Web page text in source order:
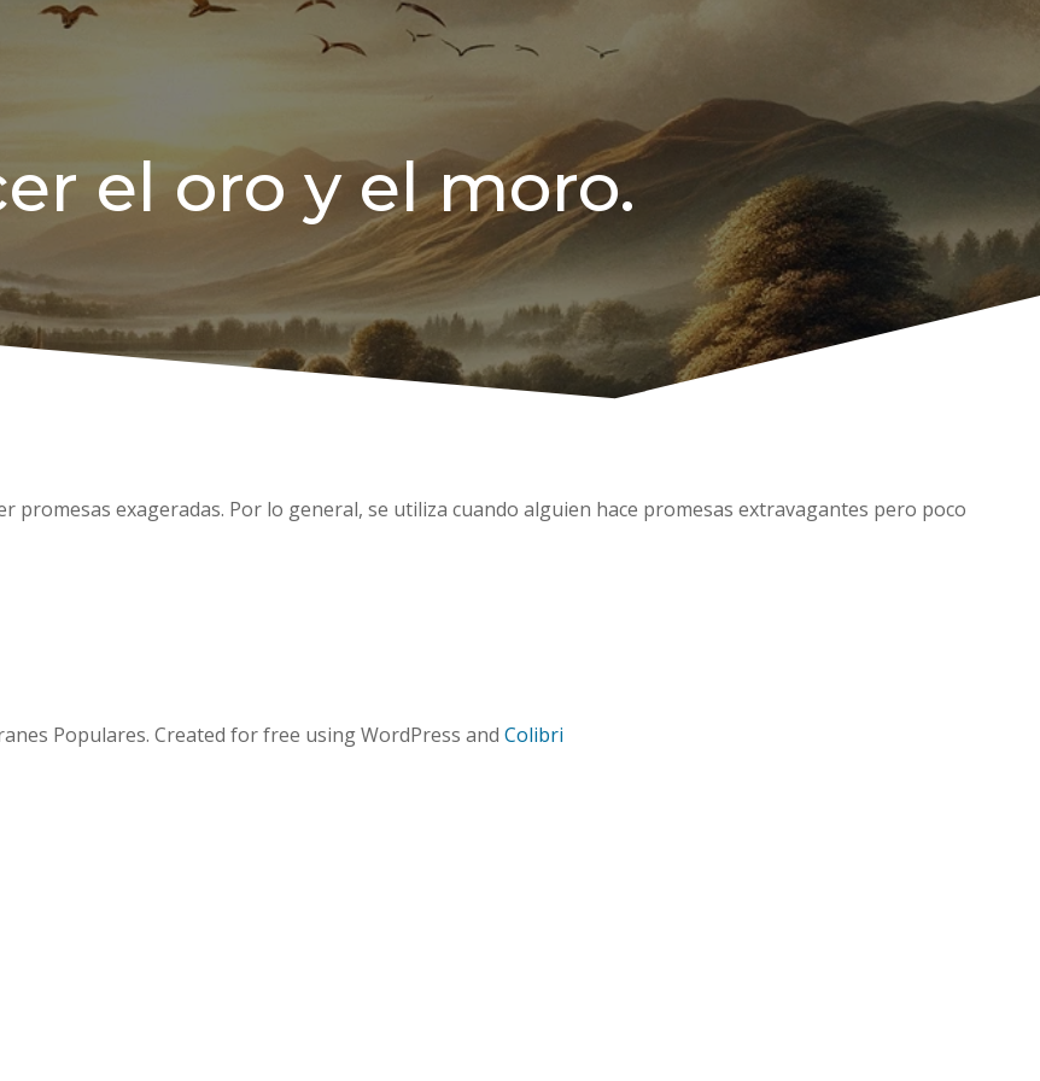
el oro y el moro.
promesas exageradas. Por lo general, se utiliza cuando alguien hace promesas extravagantes pero poco
Populares. Created for free using WordPress and Colibri